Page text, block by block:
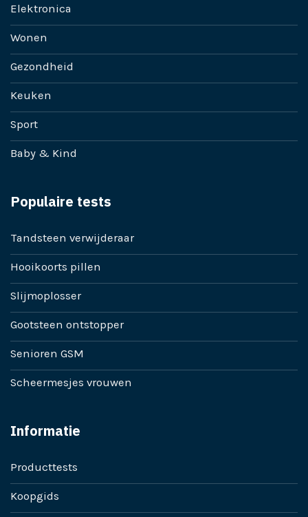
Elektronica
Wonen
Gezondheid
Keuken
Sport
Baby & Kind
Populaire tests
Tandsteen verwijderaar
Hooikoorts pillen
Slijmoplosser
Gootsteen ontstopper
Senioren GSM
Scheermesjes vrouwen
Informatie
Producttests
Koopgids